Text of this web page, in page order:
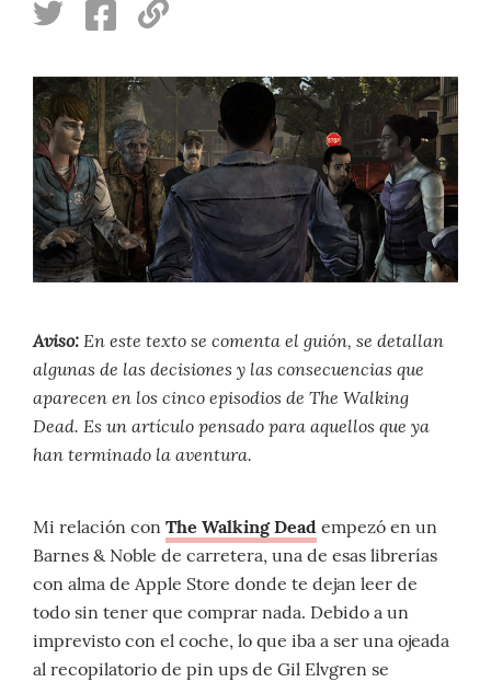
Aviso:En este texto se comenta el guión, se detallan
algunas de las decisiones y las consecuencias que
aparecen en los cinco episodios de The Walking
Dead. Es un artículo pensado para aquellos que ya
han terminado la aventura.
Mi relación con The Walking Dead empezó en un
Barnes & Noble de carretera, una de esas librerías
con alma de Apple Store donde te dejan leer de
todo sin tener que comprar nada. Debido a un
imprevisto con el coche, lo que iba a ser una ojeada
al recopilatorio de pin ups de Gil Elvgren se